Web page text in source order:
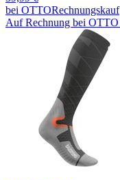
bei OTTORechnungskauf
Auf Rechnung bei OTTO